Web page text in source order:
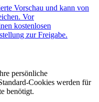
Vorschau und kann von
Vor
kostenlosen
zur Freigabe.
persönliche
Cookies werden für
benötigt.